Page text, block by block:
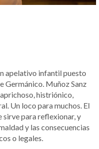
apelativo infantil puesto
Germánico. Muñoz Sanz
histriónico,
Un loco para muchos. El
sirve para reflexionar, y
y las consecuencias
o legales.